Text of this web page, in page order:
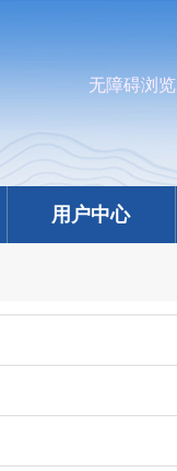
无障碍浏览
用户中心